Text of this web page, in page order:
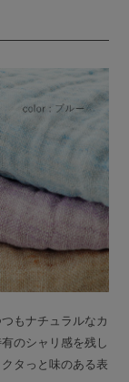
もナチュラルなカ
のシャリ感を残し
タっと味のある表